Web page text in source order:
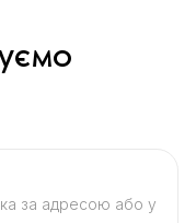
за адресою або у